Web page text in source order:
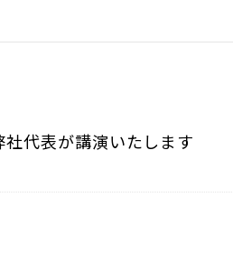
代表が講演いたします